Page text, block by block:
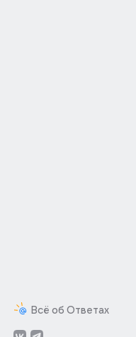
Всё об Ответах